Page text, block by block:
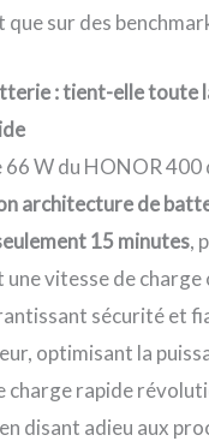
sur des
: tient-elle toute
66 W du HONOR
architecture de
15 minutes,
une vitesse de
sécurité et
optimisant la
rapide
disant adieu aux